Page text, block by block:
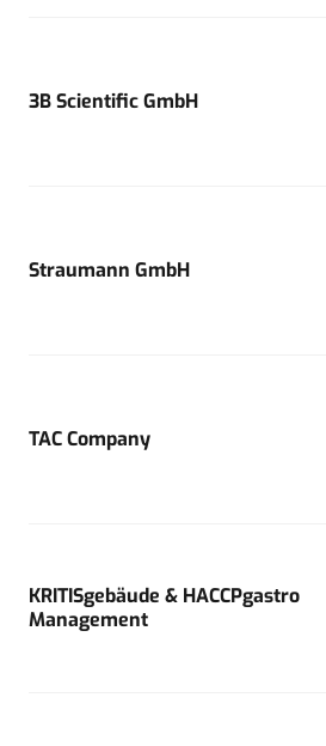
3B Scientific GmbH
Straumann GmbH
TAC Company
KRITISgebäude & HACCPgastro
Management